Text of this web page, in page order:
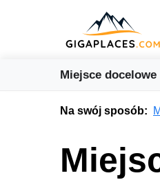
Miejsce docelowe
Na swój sposób: